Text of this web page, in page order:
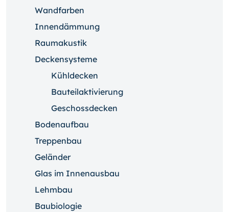
Wandfarben
Innendämmung
Raumakustik
Deckensysteme
Kühldecken
Bauteilaktivierung
Geschossdecken
Bodenaufbau
Treppenbau
Geländer
Glas im Innenausbau
Lehmbau
Baubiologie